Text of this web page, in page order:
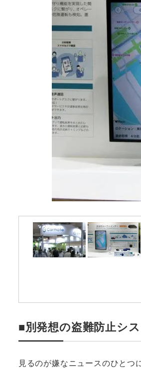
■別発想の盗難防止シ
見るのが嫌なニュースのひとつ